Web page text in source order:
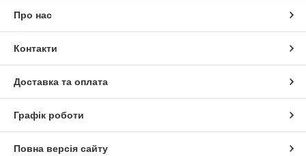
Про нас
Контакти
Доставка та оплата
Графік роботи
Повна версія сайту